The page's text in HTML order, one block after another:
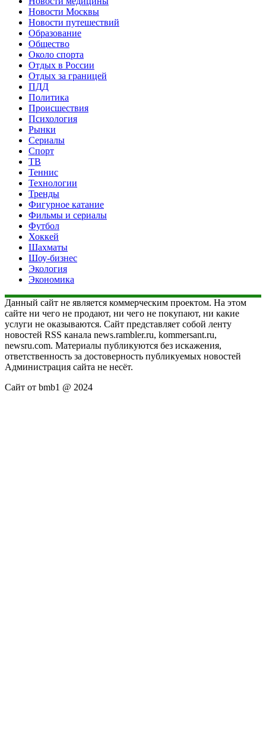
Новости Москвы
Новости путешествий
Образование
Общество
Около спорта
Отдых в России
Отдых за границей
ПДД
Политика
Происшествия
Психология
Рынки
Сериалы
Спорт
ТВ
Теннис
Технологии
Тренды
Фигурное катание
Фильмы и сериалы
Футбол
Хоккей
Шахматы
Шоу-бизнес
Экология
Экономика
Данный сайт не является коммерческим проектом. На этом
сайте ни чего не продают, ни чего не покупают, ни какие
услуги не оказываются. Сайт представляет собой ленту
новостей RSS канала news.rambler.ru, kommersant.ru,
newsru.com. Материалы публикуются без искажения,
ответственность за достоверность публикуемых новостей
Администрация сайта не несёт.
Сайт от bmb1 @ 2024